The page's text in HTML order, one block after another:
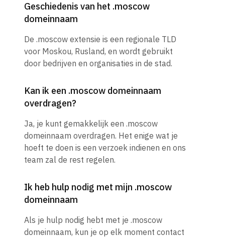
Geschiedenis van het .moscow
domeinnaam
De .moscow extensie is een regionale TLD
voor Moskou, Rusland, en wordt gebruikt
door bedrijven en organisaties in de stad.
Kan ik een .moscow domeinnaam
overdragen?
Ja, je kunt gemakkelijk een .moscow
domeinnaam overdragen. Het enige wat je
hoeft te doen is een verzoek indienen en ons
team zal de rest regelen.
Ik heb hulp nodig met mijn .moscow
domeinnaam
Als je hulp nodig hebt met je .moscow
domeinnaam, kun je op elk moment contact